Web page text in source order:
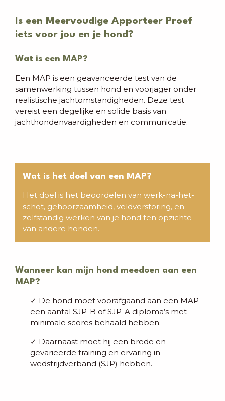
Is een Meervoudige Apporteer Proef
iets voor jou en je hond?
Wat is een MAP?
Een MAP is een geavanceerde test van de
samenwerking tussen hond en voorjager onder
realistische jachtomstandigheden. Deze test
vereist een degelijke en solide basis van
jachthondenvaardigheden en communicatie.
Wat is het doel van een MAP?
Het doel is het beoordelen van werk-na-het-
schot, gehoorzaamheid, veldverstoring, en
zelfstandig werken van je hond ten opzichte
van andere honden.
Wanneer kan mijn hond meedoen aan een
MAP?
✓ De hond moet voorafgaand aan een MAP
een aantal SJP-B of SJP-A diploma’s met
minimale scores behaald hebben.
✓ Daarnaast moet hij een brede en
gevarieerde training en ervaring in
wedstrijdverband (SJP) hebben.